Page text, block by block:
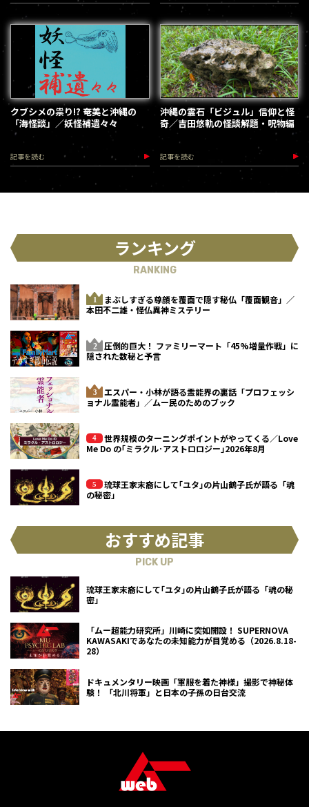
クブシメの祟り!? 奄美と沖縄の
「海怪談」／妖怪補遺々々
記事を読む
沖縄の霊石「ビジュル」信仰と怪
奇／吉田悠軌の怪談解題・呪物編
記事を読む
ランキング
RANKING
まぶしすぎる尊顔を覆面で隠す秘仏「覆面観音」／
本田不二雄・怪仏異神ミステリー
圧倒的巨大！ ファミリーマート「45%増量作戦」に
隠された数秘と予言
エスパー・小林が語る霊能界の裏話「プロフェッシ
ョナル霊能者」／ムー民のためのブック
世界規模のターニングポイントがやってくる／Love
Me Do の｢ミラクル･アストロロジー｣2026年8月
琉球王家末裔にして｢ユタ｣の片山鶴子氏が語る「魂
の秘密」
おすすめ記事
PICK UP
琉球王家末裔にして｢ユタ｣の片山鶴子氏が語る「魂の秘
密」
「ムー超能力研究所」川崎に突如開設！ SUPERNOVA
KAWASAKIであなたの未知能力が目覚める（2026.8.18-
28）
ドキュメンタリー映画「軍服を着た神様」撮影で神秘体
験！ 「北川将軍」と日本の子孫の日台交流